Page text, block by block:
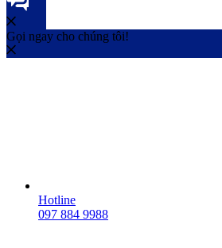
Gọi ngay cho chúng tôi!
Hotline
097 884 9988